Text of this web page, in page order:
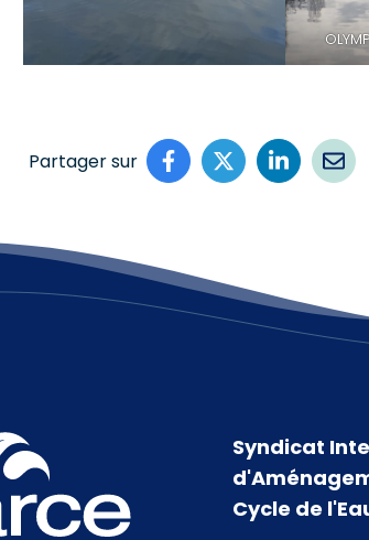
Partager sur
Syndicat
Cycle de